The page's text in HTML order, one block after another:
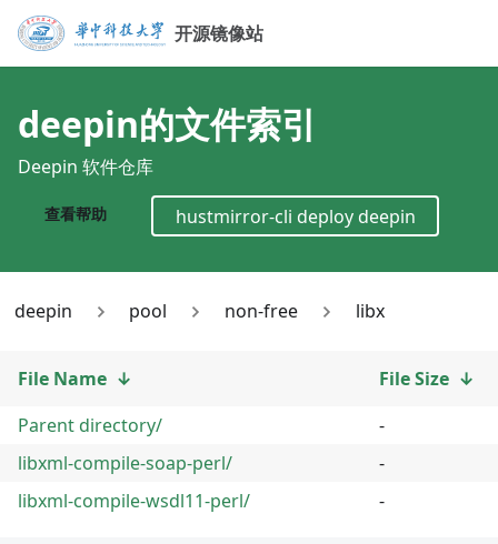
开源镜像站
deepin的文件索引
Deepin 软件仓库
查看帮助 hustmirror-cli deploy deepin
deepin pool non-free libx
File Name ↓ File Size ↓
Parent directory/
-
libxml-compile-soap-perl/
-
libxml-compile-wsdl11-perl/
-